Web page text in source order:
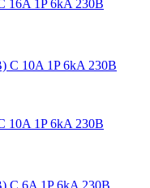
16A 1P 6kA 230В
10A 1P 6kA 230В